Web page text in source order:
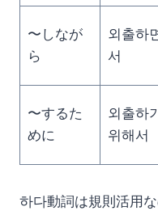
〜しなが
ら
외출하
서
〜するた
めに
외출하
위해서
하다動詞は規則活用